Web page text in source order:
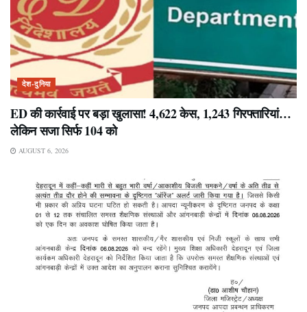
देश-दुनिया
ED की कार्रवाई पर बड़ा खुलासा! 4,622 केस, 1,243 गिरफ्तारियां…
लेकिन सजा सिर्फ 104 को
AUGUST 6, 2026